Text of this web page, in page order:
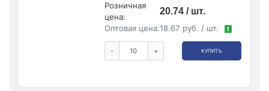
Розничная
цена:
20.74 / шт.
Оптовая цена:18.67 руб. / шт. !
- + КУПИТЬ